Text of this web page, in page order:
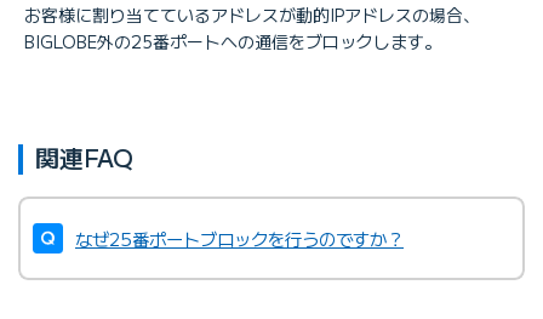
お客様に割り当てているアドレスが動的IPアドレスの場合、
BIGLOBE外の25番ポートへの通信をブロックします。
関連FAQ
なぜ25番ポートブロックを行うのですか？